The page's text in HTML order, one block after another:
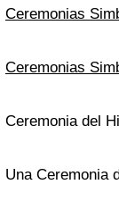
Ceremonias
Ceremonias
Ceremonia del
Una Ceremonia